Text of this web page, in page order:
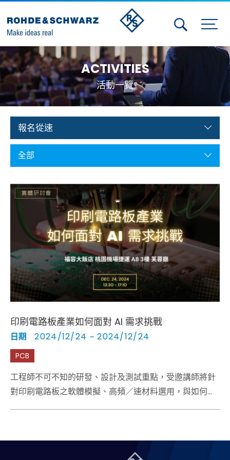
Activities
Contact Us
Member
Calendar
Member Login
Aerospace | Defense | Security
Broadcast and Media
Cybersecurity
ACTIVITIES
活動一覽
報名從速
全部
印刷電路板產業如何面對 AI 需求挑戰
日期 2024/12/24 ~ 2024/12/24
PCB
工程師不可不知的研發、設計及測試重點，受邀講師將針
對印刷電路板之軟體模擬、高頻／速材料選用，與如何掌